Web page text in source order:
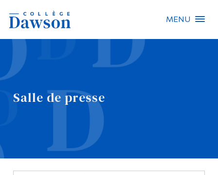
MENU
Salle de presse
Recherche sur le site
Recherche de personnes
EN
Omnivox